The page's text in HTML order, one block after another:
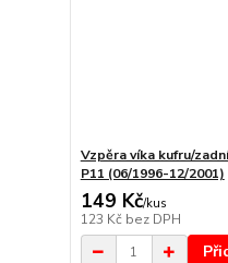
Vzpěra víka kufru/
P11 (06/1996-12/2001)
149 Kč/kus
123 Kč bez DPH